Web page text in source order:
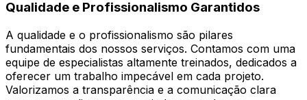
Qualidade e Profissionalismo Garantidos
A qualidade e o profissionalismo são pilares
fundamentais dos nossos serviços. Contamos com uma
equipe de especialistas altamente treinados, dedicados a
oferecer um trabalho impecável em cada projeto.
Valorizamos a transparência e a comunicação clara